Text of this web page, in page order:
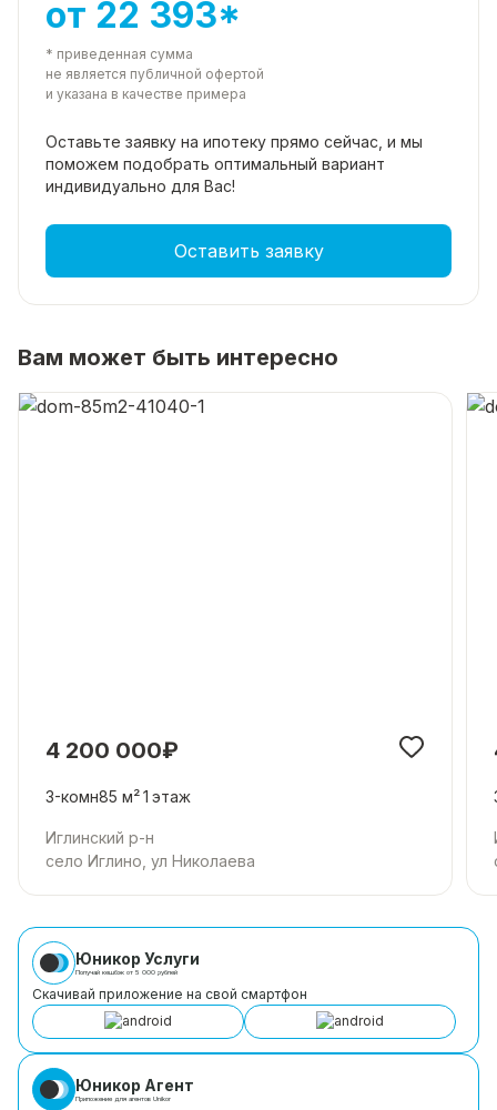
от 22 393*
* приведенная сумма
не является публичной офертой
и указана в качестве примера
Оставьте заявку на ипотеку прямо сейчас, и мы
поможем подобрать оптимальный вариант
индивидуально для Вас!
Оставить заявку
Вам может быть интересно
4 200 000₽
3-комн85 м²1 этаж
Иглинский р-н
село Иглино, ул Николаева
Юникор Услуги
Получай кешбэк от 5 000 рублей
Скачивай приложение на свой смартфон
Юникор Агент
Приложение для агентов Unikor